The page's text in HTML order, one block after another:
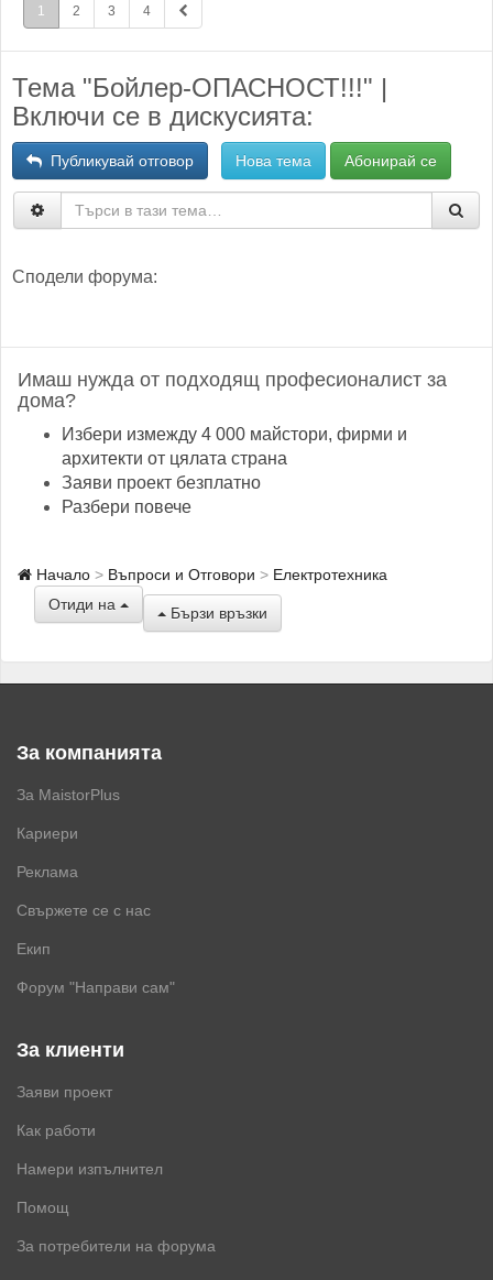
1 2 3 4
Тема "Бойлер-ОПАСНОСТ!!!" |
Включи се в дискусията:
Публикувай отговор Нова тема Абонирай се
Сподели форума:
Имаш нужда от подходящ професионалист за
дома?
Избери измежду 4 000 майстори, фирми и
архитекти от цялата страна
Заяви проект безплатно
Разбери повече
Начало Въпроси и Отговори
Електротехника
Отиди на
Бързи връзки
За компанията
За MaistorPlus
Кариери
Реклама
Свържете се с нас
Екип
Форум "Направи сам"
За клиенти
Заяви проект
Как работи
Намери изпълнител
Помощ
За потребители на форума